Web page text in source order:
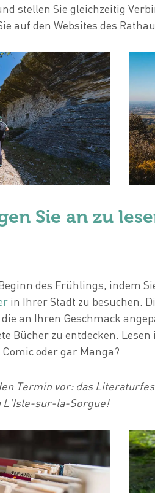
stellen Sie gleichzeitig
auf den Websites des
Sie an zu
des Frühlings, indem
in Ihrer Stadt zu besuchen.
an Ihren Geschmack
Bücher zu entdecken. Lesen
oder gar Manga?
Termin vor: das
L'Isle-sur-la-Sorgue!